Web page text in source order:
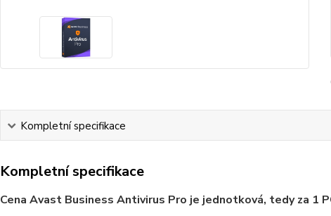
Kompletní specifikace
Kompletní specifikace
Cena Avast Business Antivirus Pro je jednotková, tedy za 1